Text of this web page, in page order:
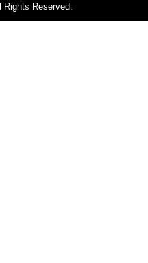
Reserved.